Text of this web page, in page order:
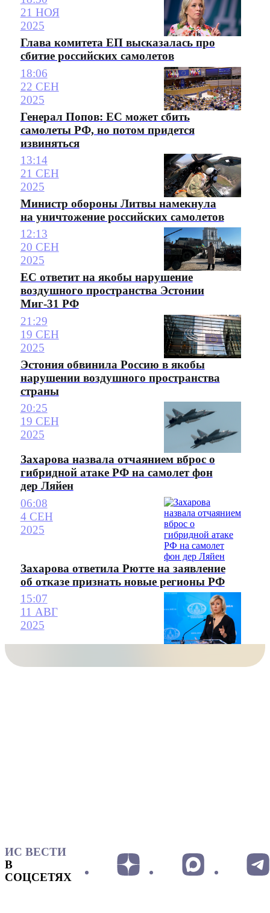
21 НОЯ
2025
Глава комитета ЕП высказалась про
сбитие российских самолетов
18:06
22 СЕН
2025
Генерал Попов: ЕС может сбить
самолеты РФ, но потом придется
извиняться
13:14
21 СЕН
2025
Министр обороны Литвы намекнула
на уничтожение российских самолетов
12:13
20 СЕН
2025
ЕС ответит на якобы нарушение
воздушного пространства Эстонии
Миг-31 РФ
21:29
19 СЕН
2025
Эстония обвинила Россию в якобы
нарушении воздушного пространства
страны
20:25
19 СЕН
2025
Захарова назвала отчаянием вброс о
гибридной атаке РФ на самолет фон
дер Ляйен
06:08
4 СЕН
2025
Захарова ответила Рютте на заявление
об отказе признать новые регионы РФ
15:07
11 АВГ
2025
ИС ВЕСТИ
В
СОЦСЕТЯХ